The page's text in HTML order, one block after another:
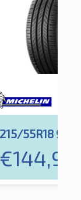
215/55R18 99V
€144,98